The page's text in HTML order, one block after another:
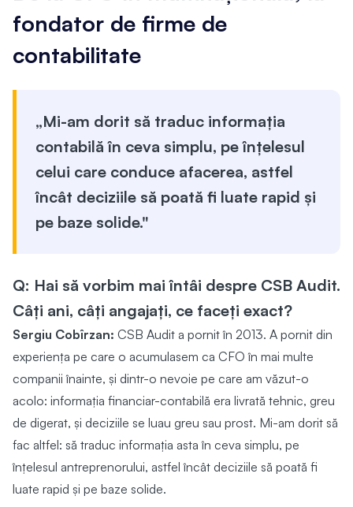
fondator de firme de
contabilitate
„Mi-am dorit să traduc informația
contabilă în ceva simplu, pe înțelesul
celui care conduce afacerea, astfel
încât deciziile să poată fi luate rapid și
pe baze solide."
Q: Hai să vorbim mai întâi despre CSB Audit.
Câți ani, câți angajați, ce faceți exact?
Sergiu Cobîrzan: CSB Audit a pornit în 2013. A pornit din
experiența pe care o acumulasem ca CFO în mai multe
companii înainte, și dintr-o nevoie pe care am văzut-o
acolo: informația financiar-contabilă era livrată tehnic, greu
de digerat, și deciziile se luau greu sau prost. Mi-am dorit să
fac altfel: să traduc informația asta în ceva simplu, pe
înțelesul antreprenorului, astfel încât deciziile să poată fi
luate rapid și pe baze solide.